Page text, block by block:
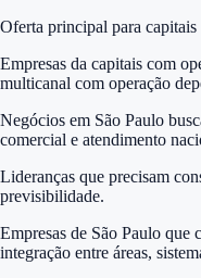
Oferta principal para capitais
Empresas da capitais com
multicanal com operação
Negócios em São Paulo
comercial e atendimento
Lideranças que precisam
previsibilidade.
Empresas de São Paulo que
integração entre áreas,